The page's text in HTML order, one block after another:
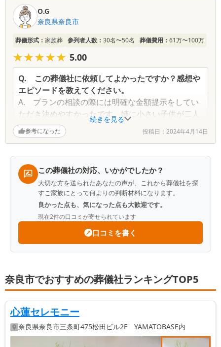
続きを見る
O.G
奈良県奈良市
葬儀形式： 家族葬 参列者人数： 30名〜50名 葬儀費用： 61万〜100万
★★★★★
★★★★★ 5.00
Q. この葬儀社に依頼してよかったですか？感想や
エピソードを教えてください。
A. プランの相談の際には明確な金額提示をしてい
ただき決めやすかったです。姉に小さい子供が二人
いたのですが、広い部屋を貸していただきありがた
かったです。サービスだけでなく、スタッフの方が
Q.故人との関係性や思い出を教えてください
長く闘病していましたが弱音を吐かない強くて
優しい父親でした。甘えてばかりでした。
Q.葬儀社をどのように探しましたか？
病院からの勧めで決めました
参考になった 投稿日： 2024年4月14日
この葬儀社の対応、いかがでしたか？
大切な方を送られたあなたの声が、これから葬儀社を探
すご家族にとって何よりの判断材料になります。
良かった点も、気になった点も大歓迎です。
現在2件の口コミが寄せられています
口コミを書く
奈良市でおすすめの葬儀社ランキングTOP5
心蓮セレモニー
奈良県奈良市三条町475松田ビル2F YAMATOBASE内